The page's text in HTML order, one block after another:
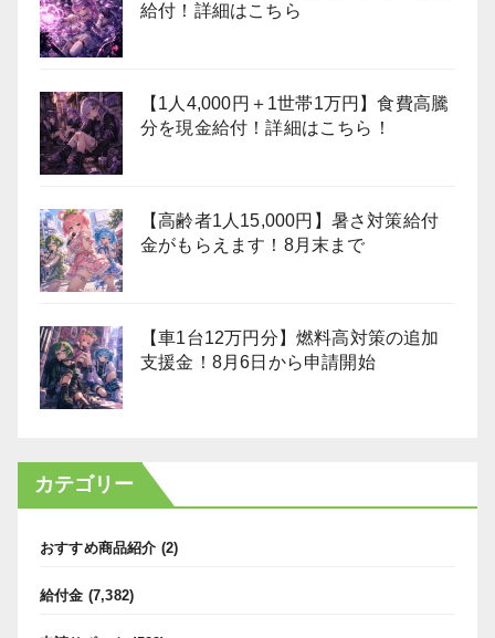
給付！詳細はこちら
【1人4,000円＋1世帯1万円】食費高騰
分を現金給付！詳細はこちら！
【高齢者1人15,000円】暑さ対策給付
金がもらえます！8月末まで
【車1台12万円分】燃料高対策の追加
支援金！8月6日から申請開始
カテゴリー
おすすめ商品紹介 (2)
給付金 (7,382)